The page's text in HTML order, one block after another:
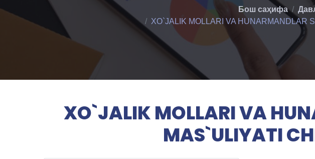
Бош саҳифа
XO`JALIK MOLLARI VA HUNARMANDLAR
XO`JALIK MOLLARI VA
MAS`ULIYATI